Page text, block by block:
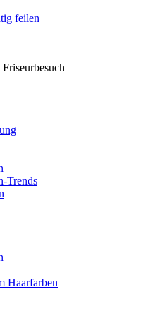
feilen
Trends
Haarfarben